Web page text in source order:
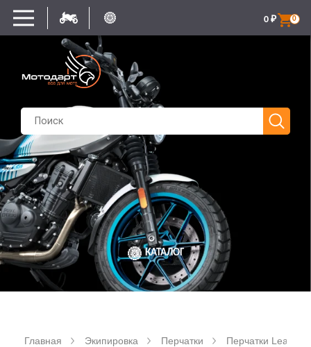
0
0 ₽
КАТАЛОГ
Главная Экипировка Перчатки Перчатки Leatt